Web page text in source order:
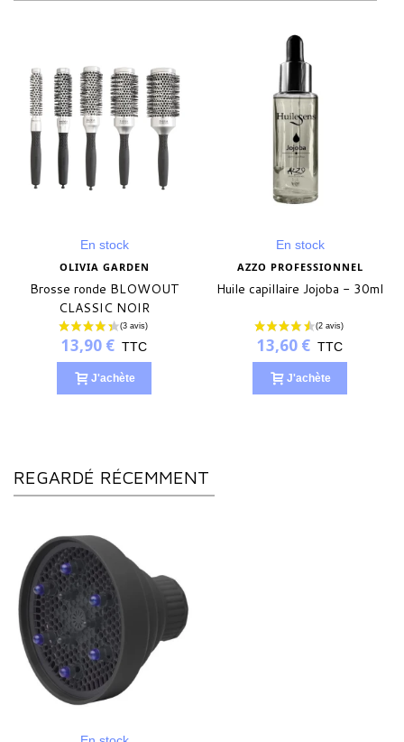
En stock
OLIVIA GARDEN
Brosse ronde BLOWOUT
CLASSIC NOIR
13,90 € TTC
J'achète
En stock
AZZO PROFESSIONNEL
Huile capillaire Jojoba - 30ml
13,60 € TTC
J'achète
REGARDÉ RÉCEMMENT